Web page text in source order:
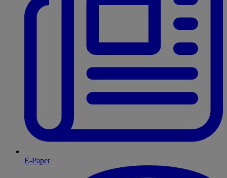
E-Paper